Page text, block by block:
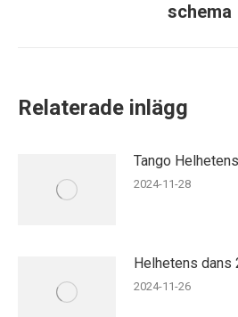
post:
schema
Relaterade inlägg
Tango
2024-11-28
Helhetens dans
2024-11-26